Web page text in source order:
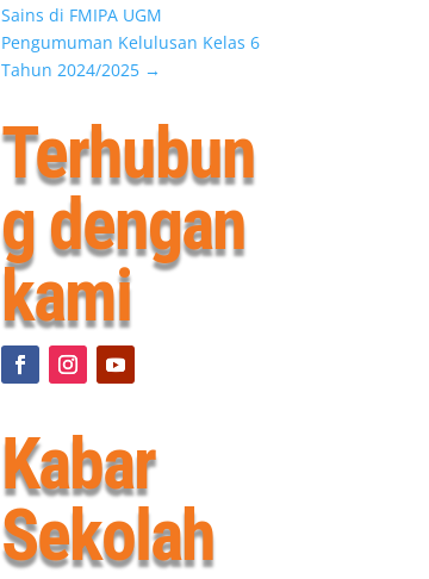
Sains di FMIPA UGM
Pengumuman Kelulusan Kelas 6
Tahun 2024/2025 →
Terhubun
g dengan
kami
Kabar
Sekolah